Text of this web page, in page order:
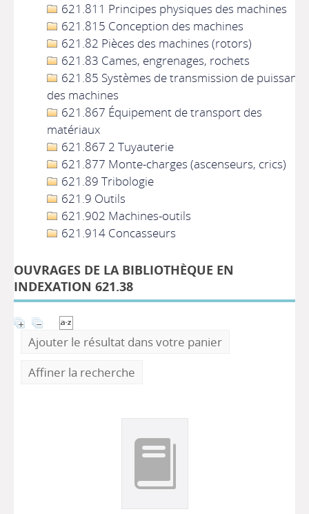
621.811 Principes physiques des machines
621.815 Conception des machines
621.82 Pièces des machines (rotors)
621.83 Cames, engrenages, rochets
621.85 Systèmes de transmission de puissance
des machines
621.867 Équipement de transport des
matériaux
621.867 2 Tuyauterie
621.877 Monte-charges (ascenseurs, crics)
621.89 Tribologie
621.9 Outils
621.902 Machines-outils
621.914 Concasseurs
OUVRAGES DE LA BIBLIOTHÈQUE EN
INDEXATION 621.38
Ajouter le résultat dans votre panier
Affiner la recherche